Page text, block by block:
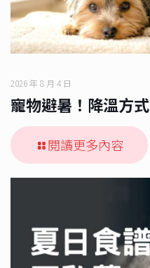
2026 年 8 月 4 日
寵物避暑！降溫方式
閱讀更多內容